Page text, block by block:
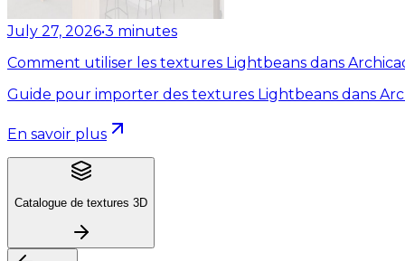
July 27, 2026•3 minutes
Comment utiliser les textures Lightbeans dans
Guide pour importer des textures Lightbeans dans
En savoir plus
Catalogue de textures 3D